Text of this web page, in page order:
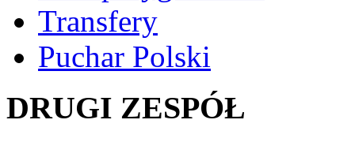
Transfery
Puchar Polski
DRUGI ZESPÓŁ